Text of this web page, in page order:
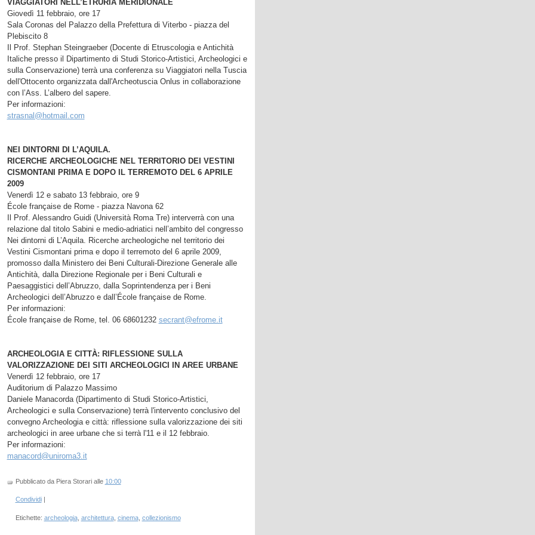
VIAGGIATORI NELL’ETRURIA MERIDIONALE
Giovedì 11 febbraio, ore 17
Sala Coronas del Palazzo della Prefettura di Viterbo - piazza del
Plebiscito 8
Il Prof. Stephan Steingraeber (Docente di Etruscologia e Antichità
Italiche presso il Dipartimento di Studi Storico-Artistici, Archeologici e
sulla Conservazione) terrà una conferenza su Viaggiatori nella Tuscia
dell'Ottocento organizzata dall'Archeotuscia Onlus in collaborazione
con l’Ass. L’albero del sapere.
Per informazioni:
strasnal@hotmail.com
NEI DINTORNI DI L’AQUILA.
RICERCHE ARCHEOLOGICHE NEL TERRITORIO DEI VESTINI
CISMONTANI PRIMA E DOPO IL TERREMOTO DEL 6 APRILE
2009
Venerdì 12 e sabato 13 febbraio, ore 9
École française de Rome - piazza Navona 62
Il Prof. Alessandro Guidi (Università Roma Tre) interverrà con una
relazione dal titolo Sabini e medio-adriatici nell’ambito del congresso
Nei dintorni di L’Aquila. Ricerche archeologiche nel territorio dei
Vestini Cismontani prima e dopo il terremoto del 6 aprile 2009,
promosso dalla Ministero dei Beni Culturali-Direzione Generale alle
Antichità, dalla Direzione Regionale per i Beni Culturali e
Paesaggistici dell’Abruzzo, dalla Soprintendenza per i Beni
Archeologici dell’Abruzzo e dall’École française de Rome.
Per informazioni:
École française de Rome, tel. 06 68601232 secrant@efrome.it
ARCHEOLOGIA E CITTÀ: RIFLESSIONE SULLA
VALORIZZAZIONE DEI SITI ARCHEOLOGICI IN AREE URBANE
Venerdì 12 febbraio, ore 17
Auditorium di Palazzo Massimo
Daniele Manacorda (Dipartimento di Studi Storico-Artistici,
Archeologici e sulla Conservazione) terrà l'intervento conclusivo del
convegno Archeologia e città: riflessione sulla valorizzazione dei siti
archeologici in aree urbane che si terrà l'11 e il 12 febbraio.
Per informazioni:
manacord@uniroma3.it
Pubblicato da Piera Storari alle 10:00
Condividi
Etichette: archeologia, architettura, cinema, collezionismo